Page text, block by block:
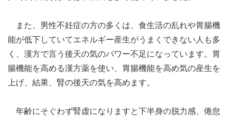
また、男性不妊症の方の多くは、食生活の乱れや胃腸機
能が低下していてエネルギー産生がうまくできない人も多
く、漢方で言う後天の気のパワー不足になっています。胃
腸機能を高める漢方薬を使い、胃腸機能を高め気の産生を
上げ、結果、腎の後天の気を高めます。
年齢にそぐわず腎虚になりますと下半身の脱力感、倦怠